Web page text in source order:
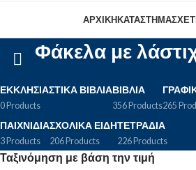
ΑΡΧΙΚΉΚΑΤΆΣΤΗΜΑ
Φάκελα με
ΕΚΚΛΗΣΙΑΣΤΙΚΆ ΒΙΒΛΊΑ
0 Products
ΒΙΒΛΊΑ
356 Products265
ΠΑΙΧΝΊΔΙΑ
3 Products
ΣΧΟΛΙΚΆ ΕΊΔΗ
206 Products
ΤΕΤΡΆΔΙΑ
226 Products
Ταξινόμηση με βάση την τιμή